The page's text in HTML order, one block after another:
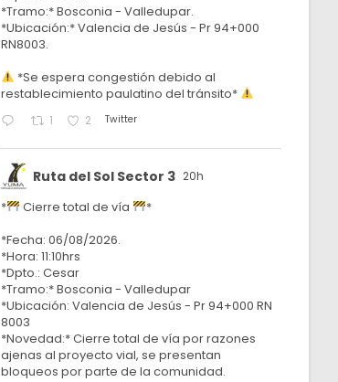
*Tramo:* Bosconia - Valledupar.
*Ubicación:* Valencia de Jesús - Pr 94+000
RN8003.
*Se espera congestión debido al
restablecimiento paulatino del tránsito*
1 2 Twitter
Ruta del Sol Sector 3 20h
* Cierre total de vía
*
*Fecha: 06/08/2026.
*Hora: 11:10hrs
*Dpto.: Cesar
*Tramo:* Bosconia - Valledupar
*Ubicación: Valencia de Jesús - Pr 94+000 RN
8003
*Novedad:* Cierre total de vía por razones
ajenas al proyecto vial, se presentan
bloqueos por parte de la comunidad.